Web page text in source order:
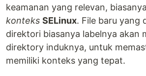
keamanan yang relevan,
konteks SELinux. File baru yang
direktori biasanya labelnya akan
direktory induknya, untuk
memiliki konteks yang tepat.